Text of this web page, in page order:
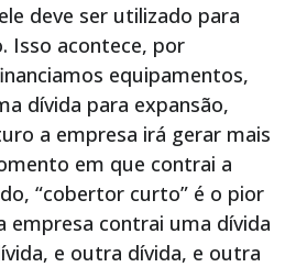
deve ser utilizado para
Isso acontece, por
equipamentos,
dívida para expansão,
a empresa irá gerar mais
em que contrai a
“cobertor curto” é o pior
empresa contrai uma dívida
e outra dívida, e outra